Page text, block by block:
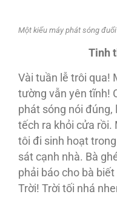
Một kiểu máy phát sóng
Tinh
Vài tuần lễ trôi qua!
tường vẫn yên tĩnh!
phát sóng nói đúng,
tếch ra khỏi cửa rồi.
tôi đi sinh hoạt
sát cạnh nhà. Bà
phải báo cho bà
Trời! Trời tối nhá